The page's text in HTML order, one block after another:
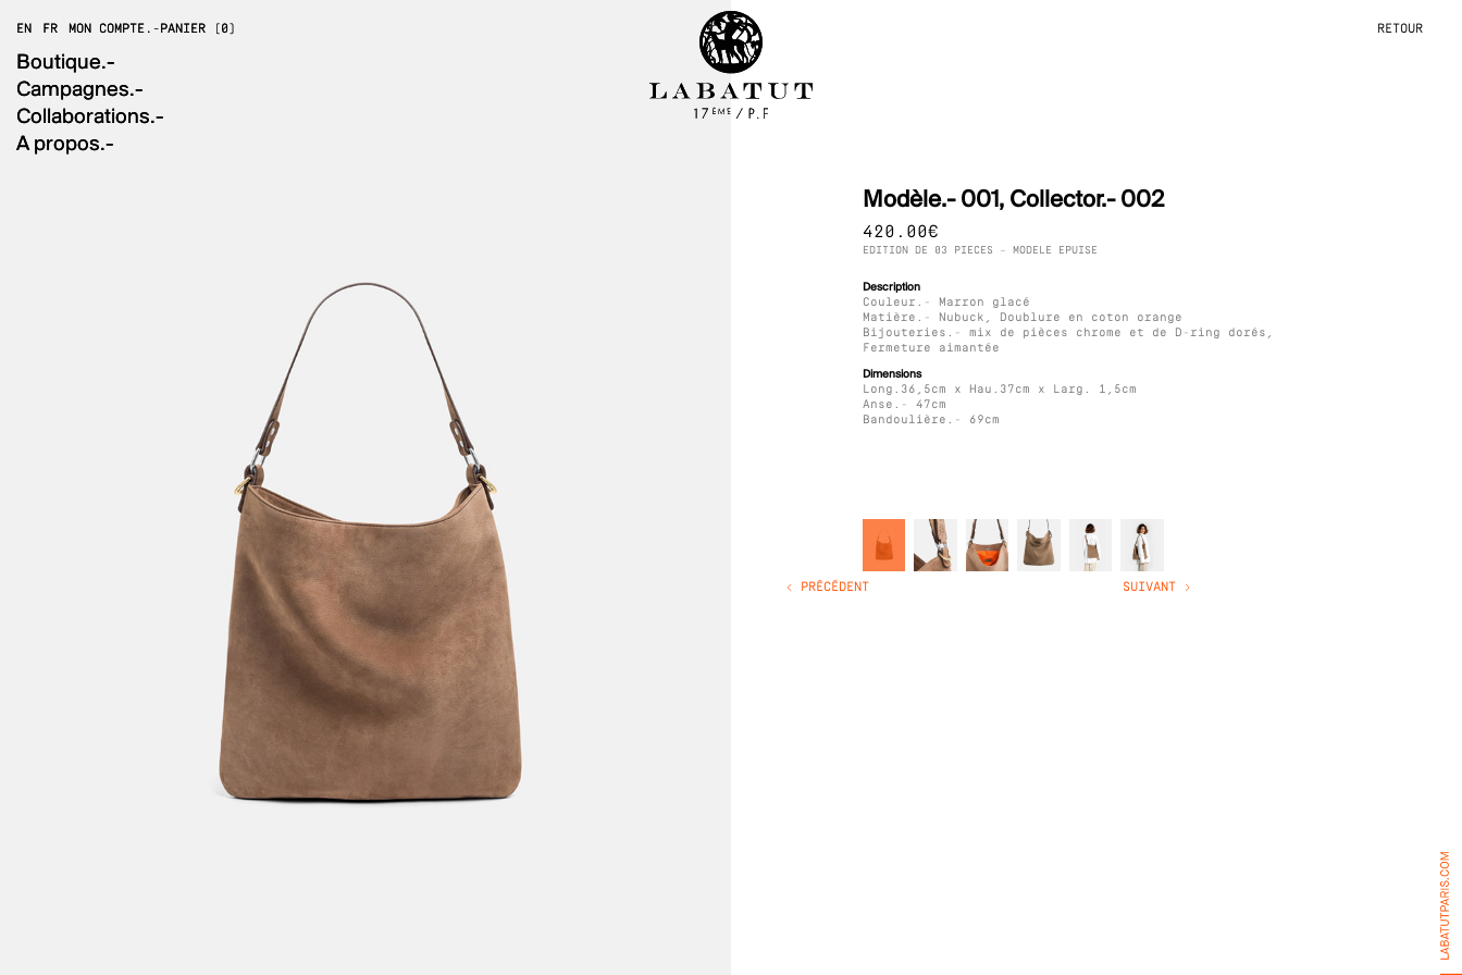
content
EN FR MON COMPTE.- PANIER (0)
Boutique.-
Campagnes.-
Collaborations.-
A propos.-
EN FR MON COMPTE.- PANIER (0)
Boutique.-
Campagnes.-
Collaborations.-
A propos.-
RETOUR
Modèle.- 001, Collector.- 002
420.00€
EDITION DE 03 PIECES – MODELE EPUISE
Description
Couleur.- Marron glacé
Matière.- Nubuck, Doublure en coton orange
Bijouteries.- mix de pièces chrome et de D-ring dorés,
Fermeture aimantée
Dimensions
Long.36,5cm x Hau.37cm x Larg. 1,5cm
Anse.- 47cm
Bandoulière.- 69cm
< PRÉCÉDENT SUIVANT >